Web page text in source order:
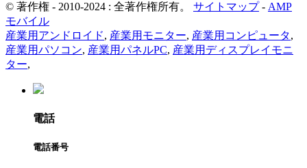
© 著作権 - 2010-2024 : 全著作権所有。 サイトマップ- AMP
モバイル
産業用アンドロイド, 産業用モニター, 産業用コンピュータ,
産業用パソコン, 産業用パネルPC, 産業用ディスプレイモニ
ター,
電話
電話番号